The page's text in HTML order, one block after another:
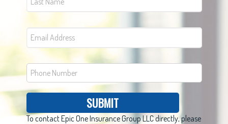
SUBMIT
To contact Epic One Insurance Group LLC directly, please